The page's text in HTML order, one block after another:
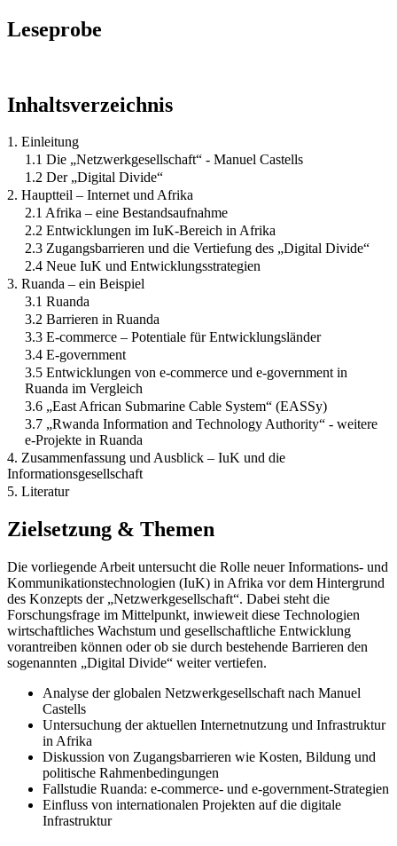
Leseprobe
Inhaltsverzeichnis
1. Einleitung
1.1 Die „Netzwerkgesellschaft“ - Manuel Castells
1.2 Der „Digital Divide“
2. Hauptteil – Internet und Afrika
2.1 Afrika – eine Bestandsaufnahme
2.2 Entwicklungen im IuK-Bereich in Afrika
2.3 Zugangsbarrieren und die Vertiefung des „Digital Divide“
2.4 Neue IuK und Entwicklungsstrategien
3. Ruanda – ein Beispiel
3.1 Ruanda
3.2 Barrieren in Ruanda
3.3 E-commerce – Potentiale für Entwicklungsländer
3.4 E-government
3.5 Entwicklungen von e-commerce und e-government in
Ruanda im Vergleich
3.6 „East African Submarine Cable System“ (EASSy)
3.7 „Rwanda Information and Technology Authority“ - weitere
e-Projekte in Ruanda
4. Zusammenfassung und Ausblick – IuK und die
Informationsgesellschaft
5. Literatur
Zielsetzung & Themen
Die vorliegende Arbeit untersucht die Rolle neuer Informations- und
Kommunikationstechnologien (IuK) in Afrika vor dem Hintergrund
des Konzepts der „Netzwerkgesellschaft“. Dabei steht die
Forschungsfrage im Mittelpunkt, inwieweit diese Technologien
wirtschaftliches Wachstum und gesellschaftliche Entwicklung
vorantreiben können oder ob sie durch bestehende Barrieren den
sogenannten „Digital Divide“ weiter vertiefen.
Analyse der globalen Netzwerkgesellschaft nach Manuel
Castells
Untersuchung der aktuellen Internetnutzung und Infrastruktur
in Afrika
Diskussion von Zugangsbarrieren wie Kosten, Bildung und
politische Rahmenbedingungen
Fallstudie Ruanda: e-commerce- und e-government-Strategien
Einfluss von internationalen Projekten auf die digitale
Infrastruktur